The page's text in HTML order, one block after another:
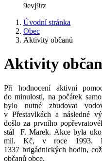
9evj9rz
Úvodní stránka
Obec
Aktivity občanů
Aktivity
Při hodnocení aktivní
do minulosti, na počátek
bylo nutné zbudovat
v Přestavlkách a následné
došlo za prvního
stál F. Marek. Akce byla
mil. Kč, v roce 1993.
1337 brigádnických hodin,
občanů obce.